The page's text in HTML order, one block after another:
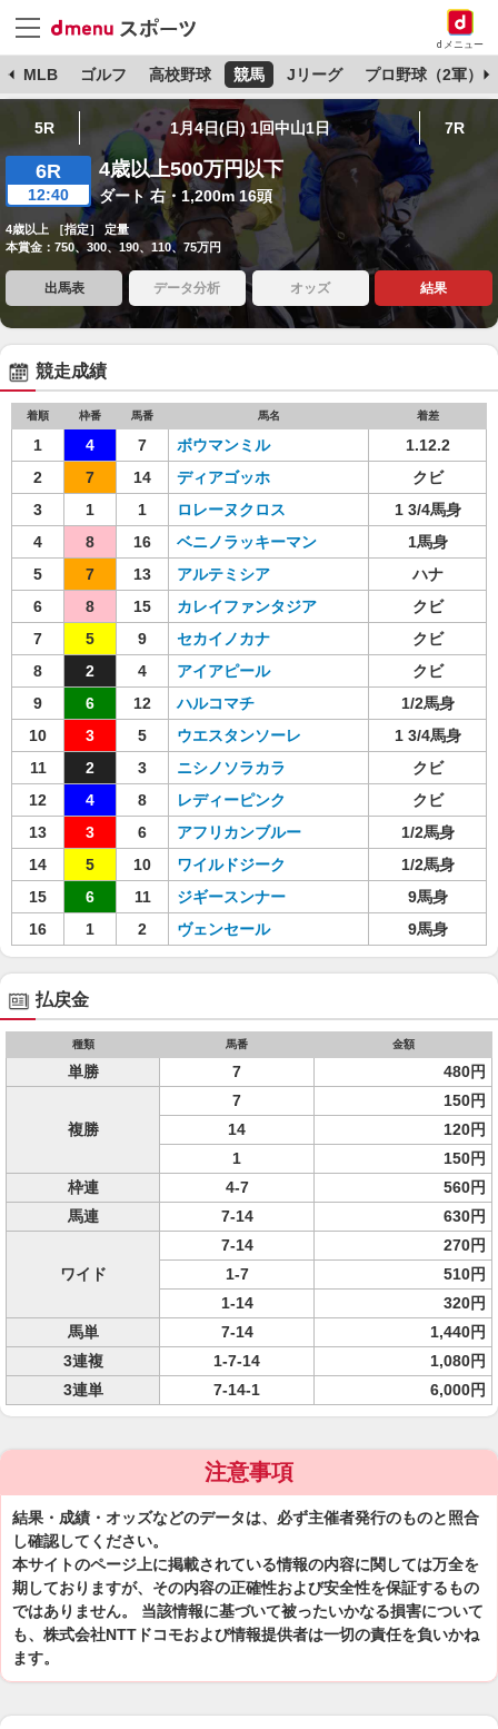
dメニュー
MLB ゴルフ 高校野球 競馬 Jリーグ プロ野球（2軍）
5R 1月4日(日) 1回中山1日 7R
6R
12:40
4歳以上500万円以下
ダート 右・1,200m 16頭
4歳以上 ［指定］ 定量
本賞金：750、300、190、110、75万円
出馬表 データ分析 オッズ 結果
競走成績
着順 枠番 馬番 馬名 着差
1 4 7 ボウマンミル
1.12.2
2
7 14 ディアゴッホ
クビ
3
1 1 ロレーヌクロス
1 3/4馬身
4
8 16 ベニノラッキーマン
1馬身
5
7 13 アルテミシア
ハナ
6
8 15 カレイファンタジア
クビ
7
5 9 セカイノカナ
クビ
8
2 4 アイアピール
クビ
9
6 12 ハルコマチ
1/2馬身
10
3 5 ウエスタンソーレ
1 3/4馬身
11
2 3 ニシノソラカラ
クビ
12
4 8 レディーピンク
クビ
13
3 6 アフリカンブルー
1/2馬身
14
5 10 ワイルドジーク
1/2馬身
15
6 11 ジギースンナー
9馬身
16
1 2 ヴェンセール 9馬身
払戻金
種類 馬番 金額
単勝 7 480円
複勝
7
150円
14
120円
1
150円
枠連
4-7
560円
馬連
7-14 630円
ワイド
7-14
270円
1-7
510円
1-14
320円
馬単
7-14
1,440円
3連複
1-7-14
1,080円
3連単
7-14-1 6,000円
注意事項
結果・成績・オッズなどのデータは、必ず主催者発行のものと照合
し確認してください。
本サイトのページ上に掲載されている情報の内容に関しては万全を
期しておりますが、その内容の正確性および安全性を保証するもの
ではありません。 当該情報に基づいて被ったいかなる損害について
も、株式会社NTTドコモおよび情報提供者は一切の責任を負いかね
ます。